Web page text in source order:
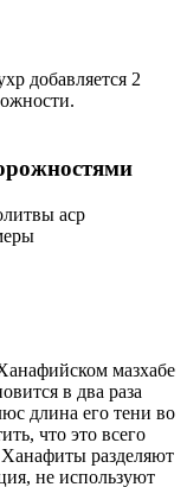
добавляется 2
аср
мазхабе
в два раза
длина его тени во
что это всего
разделяют
не используют